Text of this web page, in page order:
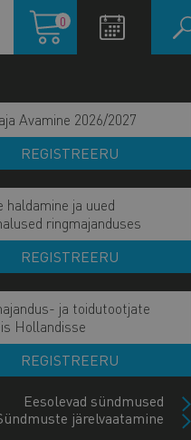
Ostukorv
0
Avamine 2026/2027
REGISTREERU
haldamine ja uued
ringmajanduses
REGISTREERU
ja toidutootjate
Hollandisse
REGISTREERU
Eesolevad sündmused
järelvaatamine
MÕJU JA EESMÄRK
TÖÖVÕIDUD
HETKEL KÄSIL
Arhiiv